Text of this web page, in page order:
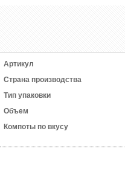
Артикул
Страна производства
Тип упаковки
Объем
Компоты по вкусу